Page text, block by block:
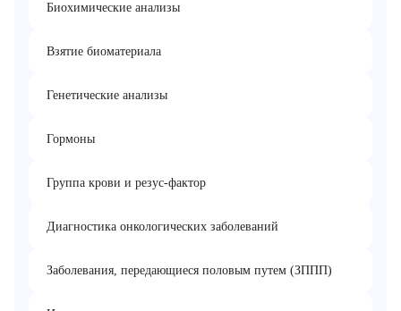
Биохимические анализы
Взятие биоматериала
Генетические анализы
Гормоны
Группа крови и резус-фактор
Диагностика онкологических заболеваний
Заболевания, передающиеся половым путем (ЗППП)